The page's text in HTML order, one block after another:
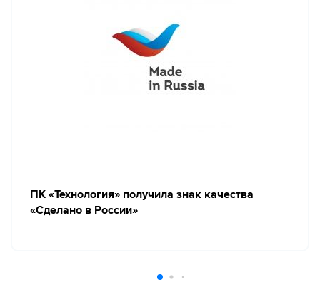
ПК «Технология» получила знак качества
«Сделано в России»